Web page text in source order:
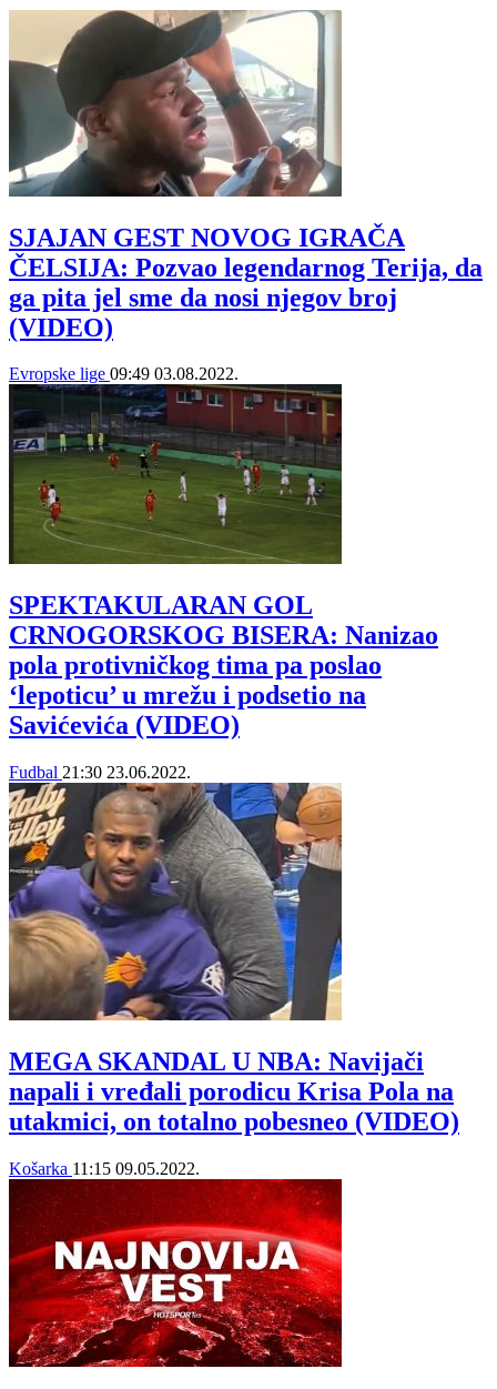
SJAJAN GEST NOVOG IGRAČA
ČELSIJA: Pozvao legendarnog Terija, da
ga pita jel sme da nosi njegov broj
(VIDEO)
Evropske lige 09:49 03.08.2022.
SPEKTAKULARAN GOL
CRNOGORSKOG BISERA: Nanizao
pola protivničkog tima pa poslao
‘lepoticu’ u mrežu i podsetio na
Savićevića (VIDEO)
Fudbal 21:30 23.06.2022.
MEGA SKANDAL U NBA: Navijači
napali i vređali porodicu Krisa Pola na
utakmici, on totalno pobesneo (VIDEO)
Košarka 11:15 09.05.2022.